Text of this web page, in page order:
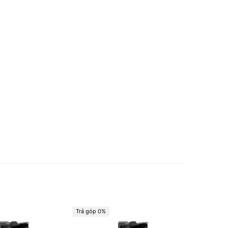
Trả góp 0%